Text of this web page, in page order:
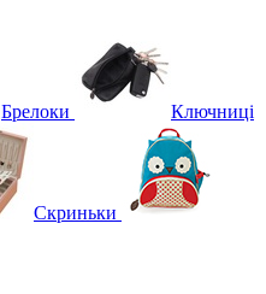
Брелоки Ключниці
Скриньки